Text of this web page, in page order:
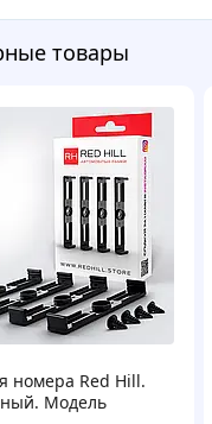
товары
номера Red Hill.
Модель